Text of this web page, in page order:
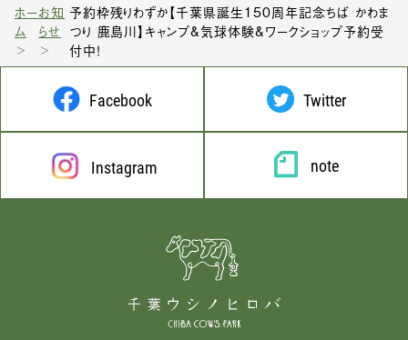
ホー
ム
お知
らせ
予約枠残りわずか【千葉県誕生150周年記念ちば かわま
つり 鹿島川】キャンプ&気球体験&ワークショップ予約受
付中！
Facebook Twitter
Instagram note